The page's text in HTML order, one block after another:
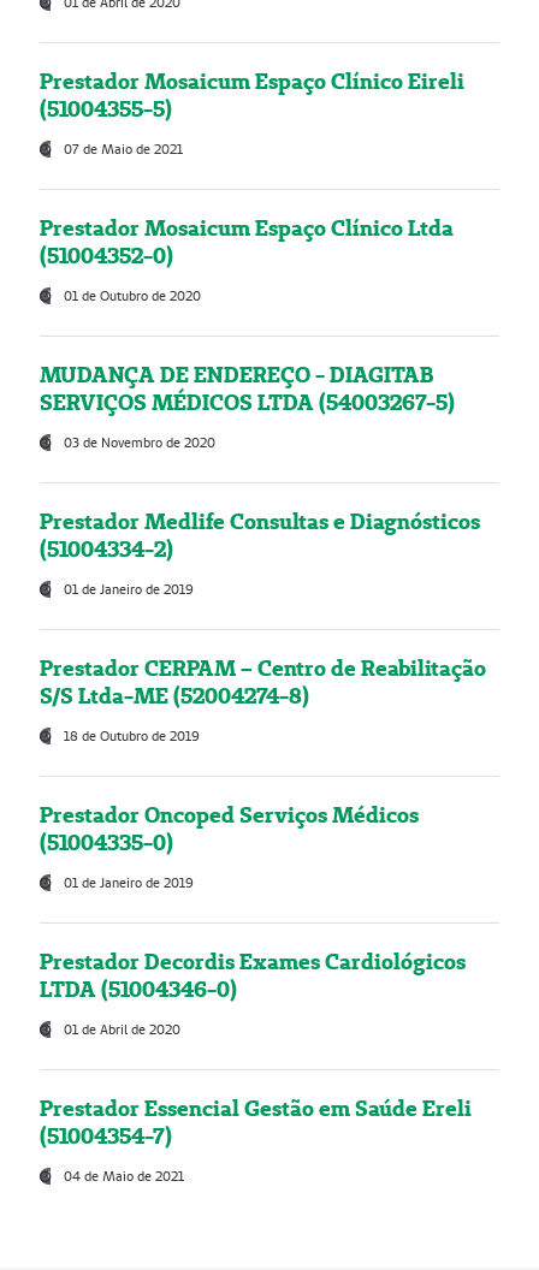
Prestador Mosaicum Espaço Clínico Eireli
(51004355-5)
07 de Maio de 2021
Prestador Mosaicum Espaço Clínico Ltda
(51004352-0)
01 de Outubro de 2020
MUDANÇA DE ENDEREÇO - DIAGITAB
SERVIÇOS MÉDICOS LTDA (54003267-5)
03 de Novembro de 2020
Prestador Medlife Consultas e Diagnósticos
(51004334-2)
01 de Janeiro de 2019
Prestador CERPAM – Centro de Reabilitação
S/S Ltda-ME (52004274-8)
18 de Outubro de 2019
Prestador Oncoped Serviços Médicos
(51004335-0)
01 de Janeiro de 2019
Prestador Decordis Exames Cardiológicos
LTDA (51004346-0)
01 de Abril de 2020
Prestador Essencial Gestão em Saúde Ereli
(51004354-7)
04 de Maio de 2021